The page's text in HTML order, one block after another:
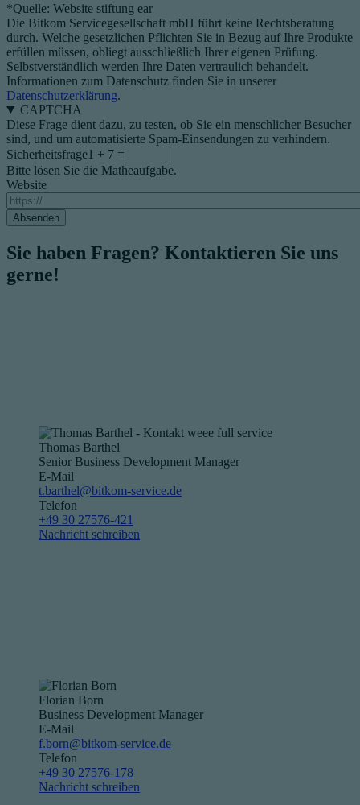
*Quelle: Website stiftung ear
Die Bitkom Servicegesellschaft mbH führt keine Rechtsberatung
durch. Welche gesetzlichen Pflichten Sie in Bezug auf Ihre Produkte
erfüllen müssen, obliegt ausschließlich Ihrer eigenen Prüfung.
Selbstverständlich werden Ihre Daten vertraulich behandelt.
Informationen zum Datenschutz finden Sie in unserer
Datenschutzerklärung.
CAPTCHA
Diese Frage dient dazu, zu testen, ob Sie ein menschlicher Besucher
sind, und um automatisierte Spam-Einsendungen zu verhindern.
Sicherheitsfrage1 + 7 =
Bitte lösen Sie die Matheaufgabe.
Website
Sie haben Fragen? Kontaktieren Sie uns
gerne!
Thomas Barthel
Senior Business Development Manager
E-Mail
t.barthel@bitkom-service.de
Telefon
+49 30 27576-421
Nachricht schreiben
Florian Born
Business Development Manager
E-Mail
f.born@bitkom-service.de
Telefon
+49 30 27576-178
Nachricht schreiben